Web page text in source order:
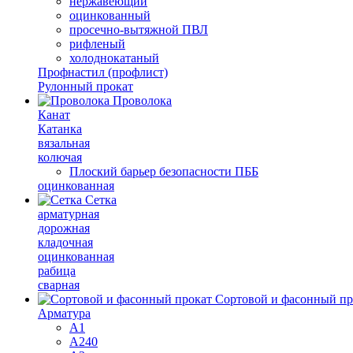
оцинкованный
просечно-вытяжной ПВЛ
рифленый
холоднокатаный
Профнастил (профлист)
Рулонный прокат
Проволока
Канат
Катанка
вязальная
колючая
Плоский барьер безопасности ПББ
оцинкованная
Сетка
арматурная
дорожная
кладочная
оцинкованная
рабица
сварная
Сортовой и фасонный
Арматура
А1
А240